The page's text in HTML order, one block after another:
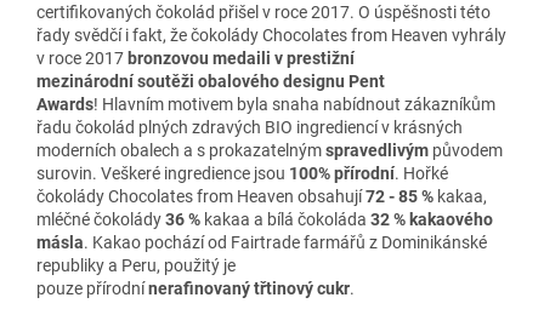
certifikovaných čokolád přišel v roce 2017. O úspěšnosti této
řady svědčí i fakt, že čokolády Chocolates from Heaven vyhrály
v roce 2017 bronzovou medaili v prestižní
mezinárodní soutěži obalového designu Pent
Awards! Hlavním motivem byla snaha nabídnout zákazníkům
řadu čokolád plných zdravých BIO ingrediencí v krásných
moderních obalech a s prokazatelnýmspravedlivým původem
surovin. Veškeré ingredience jsou 100% přírodní. Hořké
čokolády Chocolates from Heaven obsahují72 - 85 % kakaa,
mléčné čokolády36 % kakaa a bílá čokoláda 32 % kakaového
másla. Kakao pochází od Fairtrade farmářů z Dominikánské
republiky a Peru, použitý je
pouze přírodnínerafinovaný třtinový cukr.